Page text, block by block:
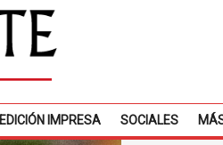
EDICIÓN IMPRESA SOCIALES